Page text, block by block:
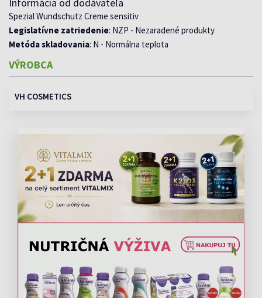
Spezial Wundschutz Creme sensitiv
Legislatívne zatriedenie: NZP - Nezaradené produkty
Metóda skladovania: N - Normálna teplota
VÝROBCA
VH COSMETICS